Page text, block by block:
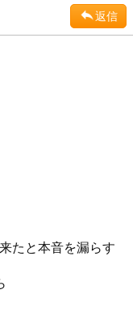
返信
たと本音を漏らす